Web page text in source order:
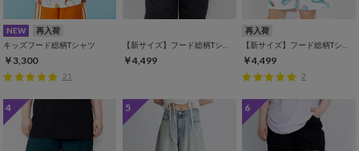
NEW
再入荷
キッズフード総柄Tシャツ
￥3,300
21
【新サイズ】フード総柄Tシャツ
￥4,499
再入荷
【新サイズ】フード総柄Tシャツ
￥4,499
2
4 5 6